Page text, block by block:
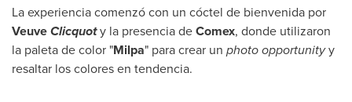
La experiencia comenzó con un cóctel de bienvenida por
VeuveClicquoty la presencia deComex, donde utilizaron
la paleta de color "Milpa" para crear un photo opportunityy
resaltar los colores en tendencia.